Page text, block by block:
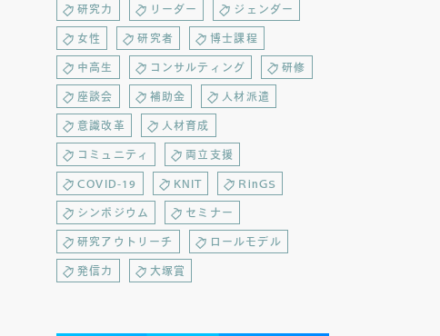
研究力 リーダー ジェンダー
女性 研究者 博士課程
中高生 コンサルティング 研修
座談会 補助金 人材派遣
意識改革 人材育成
コミュニティ 両立支援
COVID-19 KNIT RinGS
シンポジウム セミナー
研究アウトリーチ ロールモデル
発信力 大塚賞